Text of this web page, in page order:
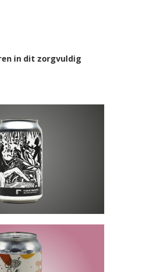
in dit zorgvuldig